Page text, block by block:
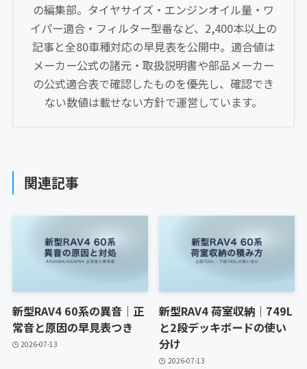
の編集部。タイヤサイズ・エンジンオイル量・ワ
イパー適合・フィルター型番など、2,400本以上の
記事と全80車種対応の早見表を公開中。適合値は
メーカー公式の諸元・取扱説明書や部品メーカー
の公式適合表で確認したものを優先し、確認でき
ない数値は載せない方針で運営しています。
関連記事
新型RAV4 60系の異音｜正
常音と原因の早見表つき
2026-07-13
新型RAV4 荷室収納｜749L
と2段デッキボードの使い
分け
2026-07-13